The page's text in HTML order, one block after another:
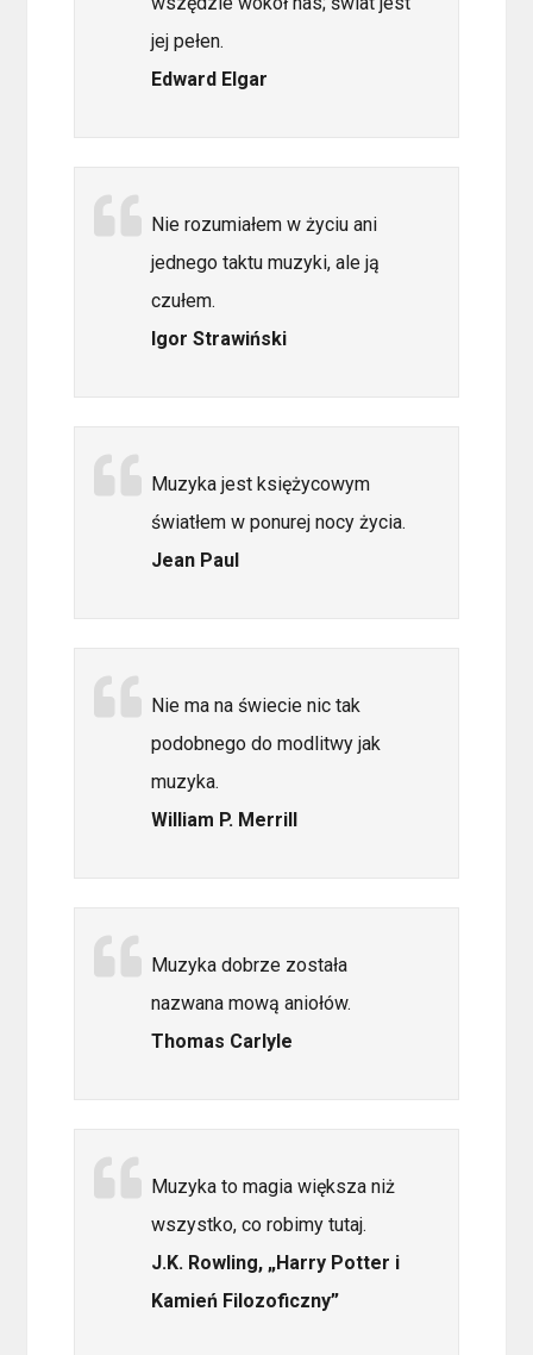
jej pełen.
Edward Elgar
Nie rozumiałem w życiu ani
jednego taktu muzyki, ale ją
czułem.
Igor Strawiński
Muzyka jest księżycowym
światłem w ponurej nocy życia.
Jean Paul
Nie ma na świecie nic tak
podobnego do modlitwy jak
muzyka.
William P. Merrill
Muzyka dobrze została
nazwana mową aniołów.
Thomas Carlyle
Muzyka to magia większa niż
wszystko, co robimy tutaj.
J.K. Rowling, „Harry Potter i
Kamień Filozoficzny”